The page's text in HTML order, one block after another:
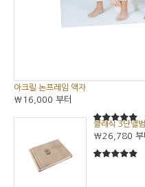
아크릴 논프레임 액자
55중에서
₩16,000 부터
클래식 3단앨
₩26,780 부